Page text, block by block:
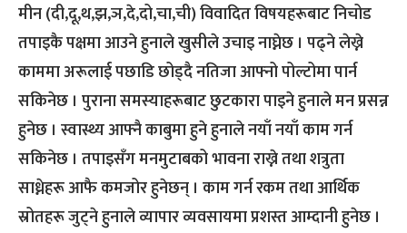
मीन (दी,दू,थ,झ,ञ,दे,दो,चा,ची) विवादित विषयहरूबाट निचोड
तपाइकै पक्षमा आउने हुनाले खुसीले उचाइ नाघ्नेछ । पढ्ने लेख्ने
काममा अरूलाई पछाडि छोड्दै नतिजा आफ्नो पोल्टोमा पार्न
सकिनेछ । पुराना समस्याहरूबाट छुटकारा पाइने हुनाले मन प्रसन्न
हुनेछ । स्वास्थ्य आफ्नै काबुमा हुने हुनाले नयाँ नयाँ काम गर्न
सकिनेछ । तपाइसँग मनमुटाबको भावना राख्ने तथा शत्रुता
साध्नेहरू आफै कमजोर हुनेछन् । काम गर्न रकम तथा आर्थिक
स्रोतहरू जुट्ने हुनाले व्यापार व्यवसायमा प्रशस्त आम्दानी हुनेछ ।